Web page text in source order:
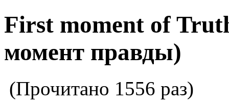
First moment of
момент правды)
(Прочитано 1556 раз)